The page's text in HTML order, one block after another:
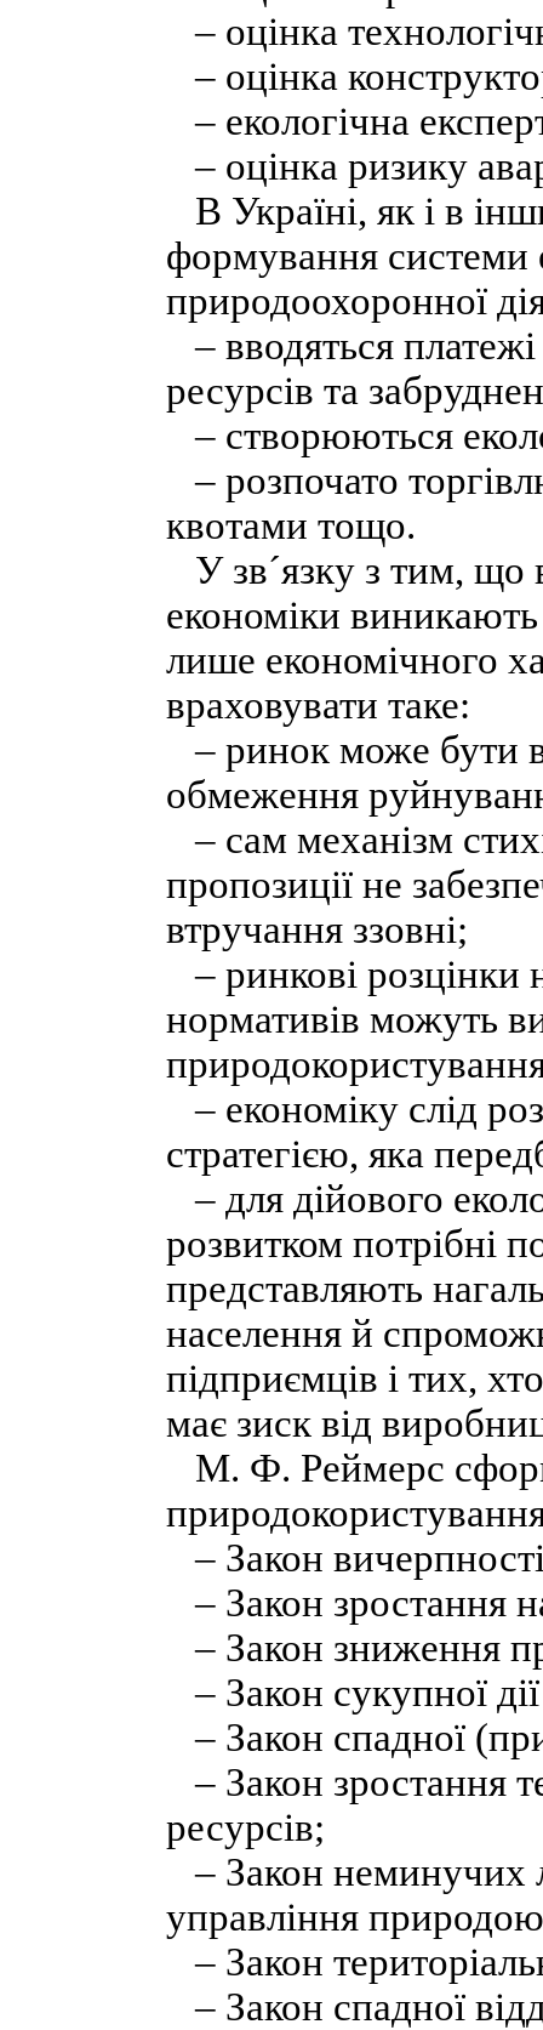
– оцінка
– оцінка
– екологічна
– оцінка ризику
В Україні, як і в
формування системи
природоохоронної
– вводяться
ресурсів та
– створюються
– розпочато
квотами тощо.
У зв´язку з тим, що
економіки
лише економічного
враховувати таке:
– ринок може бути
обмеження
– сам механізм
пропозиції не
втручання ззовні;
– ринкові розцінки
нормативів можуть
– економіку слід
стратегією, яка
– для дійового
розвитком потрібні
представляють
населення й
підприємців і тих,
має зиск від
М. Ф. Реймерс
– Закон
– Закон зростання
– Закон зниження
– Закон сукупної
– Закон спадної
– Закон зростання
ресурсів;
– Закон неминучих
управління
– Закон
– Закон спадної